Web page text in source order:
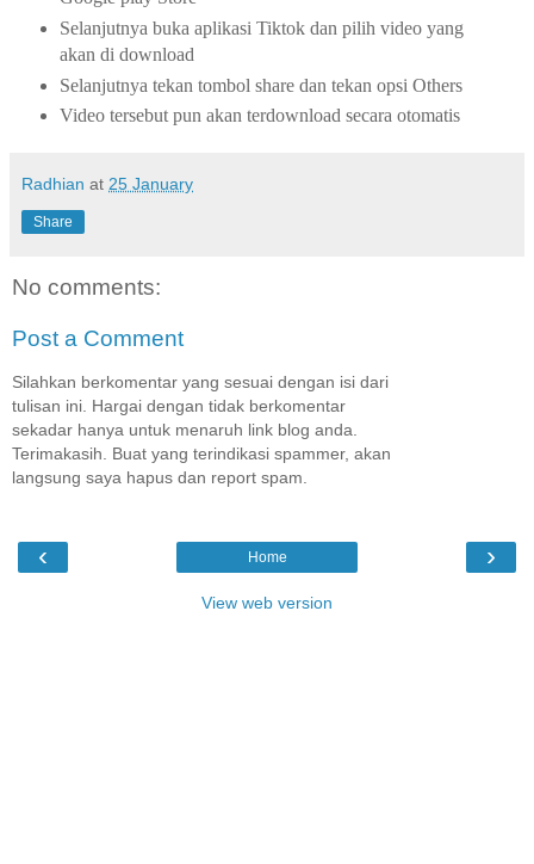
Selanjutnya buka aplikasi Tiktok dan pilih video yang
akan di download
Selanjutnya tekan tombol share dan tekan opsi Others
Video tersebut pun akan terdownload secara otomatis
Radhian at 25 January
Share
No comments:
Post a Comment
Silahkan berkomentar yang sesuai dengan isi dari
tulisan ini. Hargai dengan tidak berkomentar
sekadar hanya untuk menaruh link blog anda.
Terimakasih. Buat yang terindikasi spammer, akan
langsung saya hapus dan report spam.
‹ ›
Home
View web version